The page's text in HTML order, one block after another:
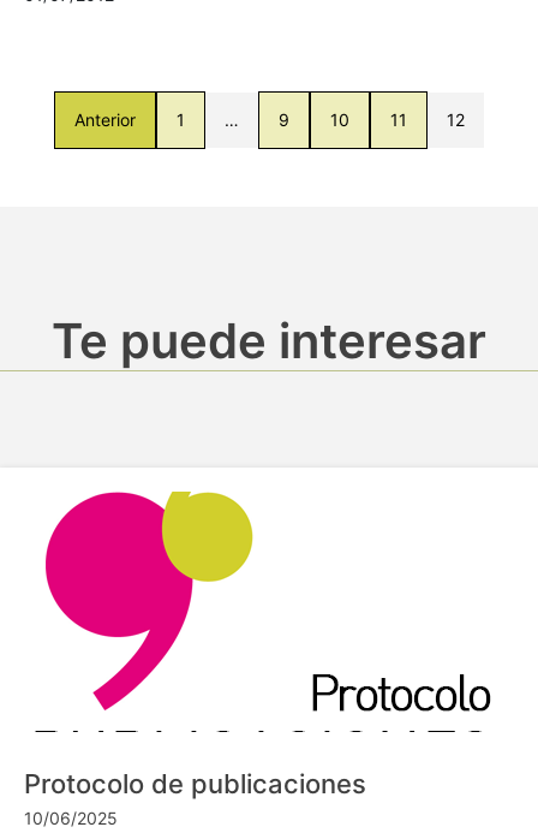
Anterior 1 … 9 10 11 12
Te puede interesar
Protocolo de publicaciones
10/06/2025